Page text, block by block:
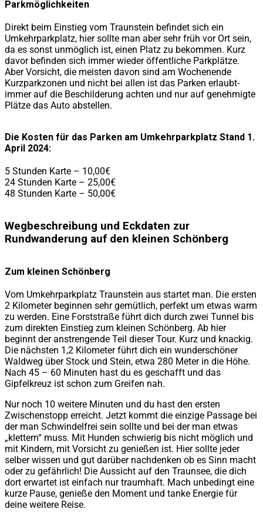
Parkmöglichkeiten
Direkt beim Einstieg vom Traunstein befindet sich ein
Umkehrparkplatz, hier sollte man aber sehr früh vor Ort sein,
da es sonst unmöglich ist, einen Platz zu bekommen. Kurz
davor befinden sich immer wieder öffentliche Parkplätze.
Aber Vorsicht, die meisten davon sind am Wochenende
Kurzparkzonen und nicht bei allen ist das Parken erlaubt-
immer auf die Beschilderung achten und nur auf genehmigte
Plätze das Auto abstellen.
Die Kosten für das Parken am Umkehrparkplatz Stand 1.
April 2024:
5 Stunden Karte – 10,00€
24 Stunden Karte – 25,00€
48 Stunden Karte – 50,00€
Wegbeschreibung und Eckdaten zur
Rundwanderung auf den kleinen Schönberg
Zum kleinen Schönberg
Vom Umkehrparkplatz Traunstein aus startet man. Die ersten
2 Kilometer beginnen sehr gemütlich, perfekt um etwas warm
zu werden. Eine Forststraße führt dich durch zwei Tunnel bis
zum direkten Einstieg zum kleinen Schönberg. Ab hier
beginnt der anstrengende Teil dieser Tour. Kurz und knackig.
Die nächsten 1,2 Kilometer führt dich ein wunderschöner
Waldweg über Stock und Stein, etwa 280 Meter in die Höhe.
Nach 45 – 60 Minuten hast du es geschafft und das
Gipfelkreuz ist schon zum Greifen nah.
Nur noch 10 weitere Minuten und du hast den ersten
Zwischenstopp erreicht. Jetzt kommt die einzige Passage bei
der man Schwindelfrei sein sollte und bei der man etwas
„klettern“ muss. Mit Hunden schwierig bis nicht möglich und
mit Kindern, mit Vorsicht zu genießen ist. Hier sollte jeder
selber wissen und gut darüber nachdenken ob es Sinn macht
oder zu gefährlich! Die Aussicht auf den Traunsee, die dich
dort erwartet ist einfach nur traumhaft. Mach unbedingt eine
kurze Pause, genieße den Moment und tanke Energie für
deine weitere Reise.